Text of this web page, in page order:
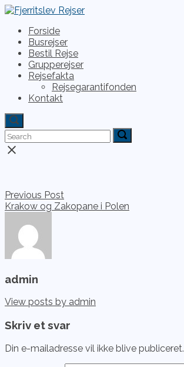
Skip
content
Menu Forside
Busrejser
Bestil Rejse
Grupperejser
Rejsefakta
Rejsegarantifonden
Kontakt
Open
search
bar
Search
for:
Search
for:
Search
Close
Indlægsnavigation
Previous Post
Krakow og Zakopane i Polen
admin
View posts by admin
Skriv et svar
Din e-mailadresse vil ikke blive publiceret.